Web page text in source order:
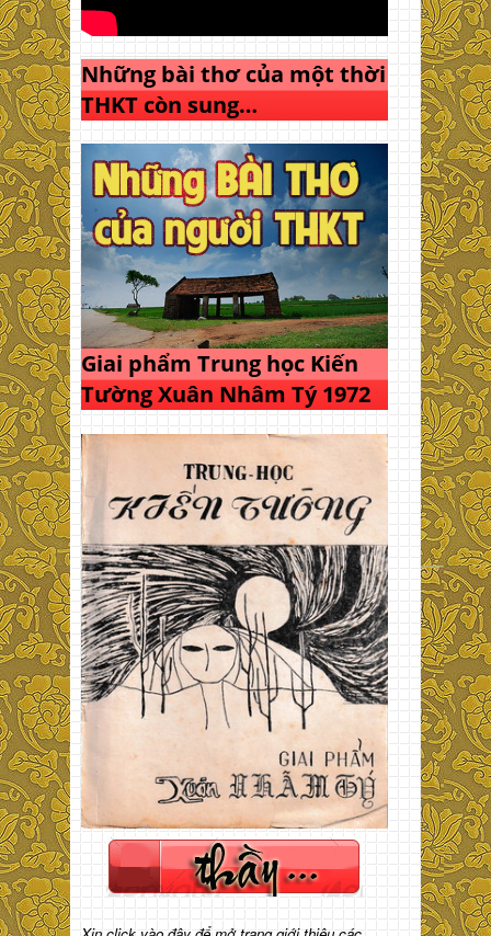
Những bài thơ của một thời
THKT còn sung…
Giai phẩm Trung học Kiến
Tường Xuân Nhâm Tý 1972